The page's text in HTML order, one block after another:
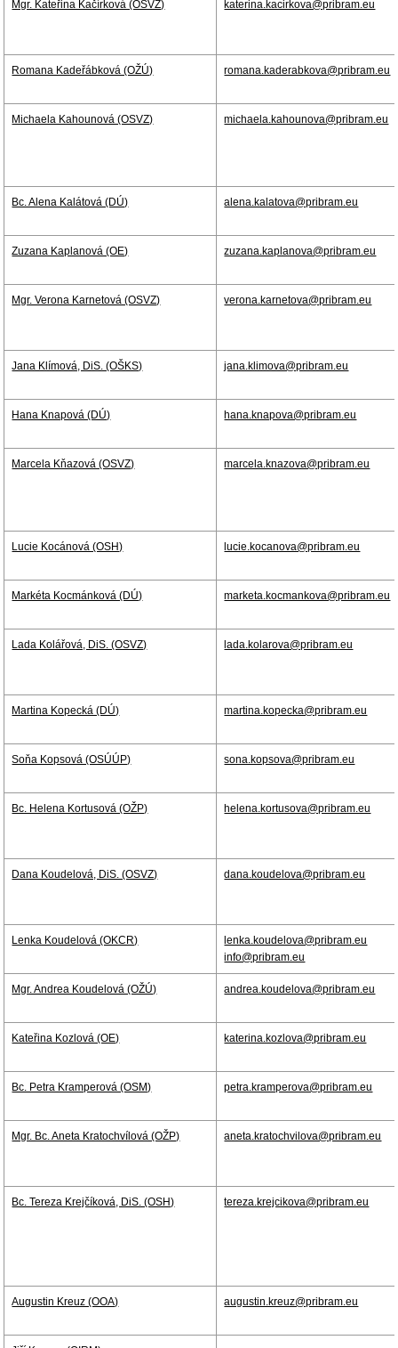
Mgr. Kateřina Kačírková (OSVZ) katerina.kacirkova@pribram.eu
Romana Kadeřábková (OŽÚ) romana.kaderabkova@pribram.eu
Michaela Kahounová (OSVZ) michaela.kahounova@pribram.eu
Bc. Alena Kalátová (DÚ) alena.kalatova@pribram.eu
Zuzana Kaplanová (OE) zuzana.kaplanova@pribram.eu
Mgr. Verona Karnetová (OSVZ) verona.karnetova@pribram.eu
Jana Klímová, DiS. (OŠKS) jana.klimova@pribram.eu
Hana Knapová (DÚ) hana.knapova@pribram.eu
Marcela Kňazová (OSVZ) marcela.knazova@pribram.eu
Lucie Kocánová (OSH) lucie.kocanova@pribram.eu
Markéta Kocmánková (DÚ) marketa.kocmankova@pribram.eu
Lada Kolářová, DiS. (OSVZ) lada.kolarova@pribram.eu
Martina Kopecká (DÚ) martina.kopecka@pribram.eu
Soňa Kopsová (OSÚÚP) sona.kopsova@pribram.eu
Bc. Helena Kortusová (OŽP) helena.kortusova@pribram.eu
Dana Koudelová, DiS. (OSVZ) dana.koudelova@pribram.eu
Lenka Koudelová (OKCR)
lenka.koudelova@pribram.eu
info@pribram.eu
Mgr. Andrea Koudelová (OŽÚ) andrea.koudelova@pribram.eu
Kateřina Kozlová (OE) katerina.kozlova@pribram.eu
Bc. Petra Kramperová (OSM) petra.kramperova@pribram.eu
Mgr. Bc. Aneta Kratochvílová (OŽP) aneta.kratochvilova@pribram.eu
Bc. Tereza Krejčíková, DiS. (OSH) tereza.krejcikova@pribram.eu
Augustin Kreuz (OOA) augustin.kreuz@pribram.eu